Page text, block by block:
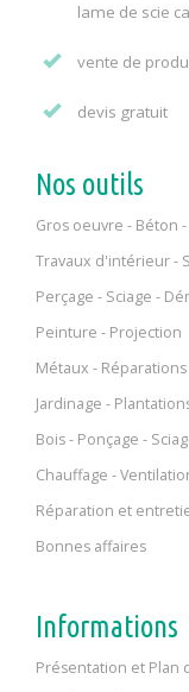
lame de scie
vente de
devis gratuit
Nos outils
Gros oeuvre - Béton
Travaux d'intérieur -
Perçage - Sciage -
Peinture - Projection
Métaux -
Jardinage -
Bois - Ponçage -
Chauffage -
Réparation et
Bonnes affaires
Informations
Présentation et Plan